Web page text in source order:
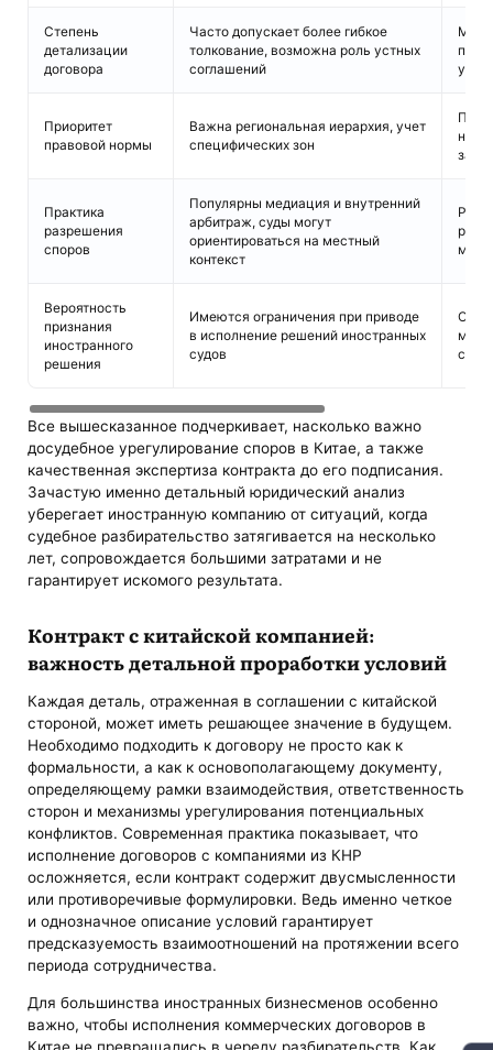
Степень
детализации
договора
Часто допускает более гибкое
толкование, возможна роль устных
соглашений
Приоритет
правовой нормы
Важна региональная иерархия, учет
специфических зон
Практика
разрешения
споров
Популярны медиация и внутренний
арбитраж, суды могут
ориентироваться на местный
контекст
Вероятность
признания
иностранного
решения
Имеются ограничения при приводе
в исполнение решений иностранных
судов
Все вышесказанное подчеркивает, насколько важно
досудебное урегулирование споров в Китае, а также
качественная экспертиза контракта до его подписания.
Зачастую именно детальный юридический анализ
уберегает иностранную компанию от ситуаций, когда
судебное разбирательство затягивается на несколько
лет, сопровождается большими затратами и не
гарантирует искомого результата.
Контракт с китайской компанией:
важность детальной проработки условий
Каждая деталь, отраженная в соглашении с китайской
стороной, может иметь решающее значение в будущем.
Необходимо подходить к договору не просто как к
формальности, а как к основополагающему документу,
определяющему рамки взаимодействия, ответственность
сторон и механизмы урегулирования потенциальных
конфликтов. Современная практика показывает, что
исполнение договоров с компаниями из КНР
осложняется, если контракт содержит двусмысленности
или противоречивые формулировки. Ведь именно четкое
и однозначное описание условий гарантирует
предсказуемость взаимоотношений на протяжении всего
периода сотрудничества.
Для большинства иностранных бизнесменов особенно
важно, чтобы исполнения коммерческих договоров в